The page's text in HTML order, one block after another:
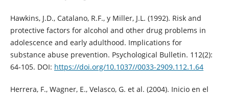
Hawkins, J.D., Catalano, R.F., y Miller, J.L. (1992). Risk and
protective factors for alcohol and other drug problems in
adolescence and early adulthood. Implications for
substance abuse prevention. Psychological Bulletin. 112(2):
64-105. DOI: https://doi.org/10.1037//0033-2909.112.1.64
Herrera, F., Wagner, E., Velasco, G. et al. (2004). Inicio en el